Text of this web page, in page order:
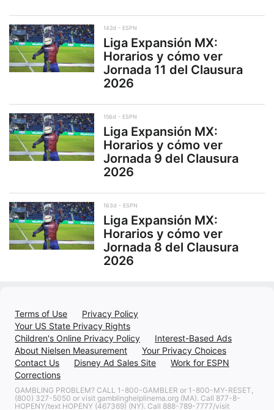
142d ESPN
Liga Expansión MX:
Horarios y cómo ver
Jornada 11 del Clausura
2026
156d ESPN
Liga Expansión MX:
Horarios y cómo ver
Jornada 9 del Clausura
2026
163d ESPN
Liga Expansión MX:
Horarios y cómo ver
Jornada 8 del Clausura
2026
Terms of Use
Privacy Policy
Your US State Privacy Rights
Children's Online Privacy Policy
Interest-Based Ads
About Nielsen Measurement
Your Privacy Choices
Contact Us
Disney Ad Sales Site
Work for ESPN
Corrections
GAMBLING PROBLEM? CALL 1-800-GAMBLER or 1-800-MY-RESET,
(800) 327-5050 or visit gamblinghelplinema.org (MA). Call 877-8-
HOPENY/text HOPENY (467369) (NY). Call 888-789-7777/visit